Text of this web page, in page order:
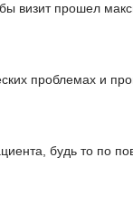
визит прошел
проблемах и
будь то по